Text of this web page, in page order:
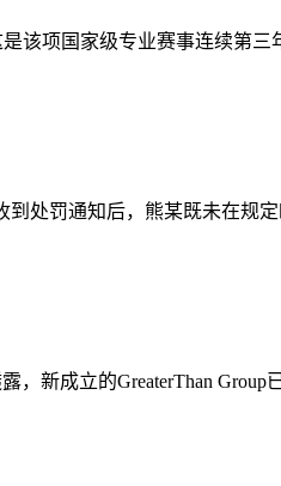
该项国家级专业赛事连续第
处罚通知后，熊某既未在规
新成立的GreaterThan Group